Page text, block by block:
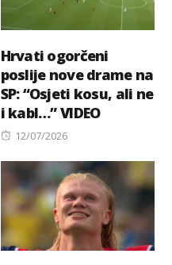
Hrvati ogorčeni
poslije nove drame na
SP: “Osjeti kosu, ali ne
i kabl…” VIDEO
Posted
12/07/2026